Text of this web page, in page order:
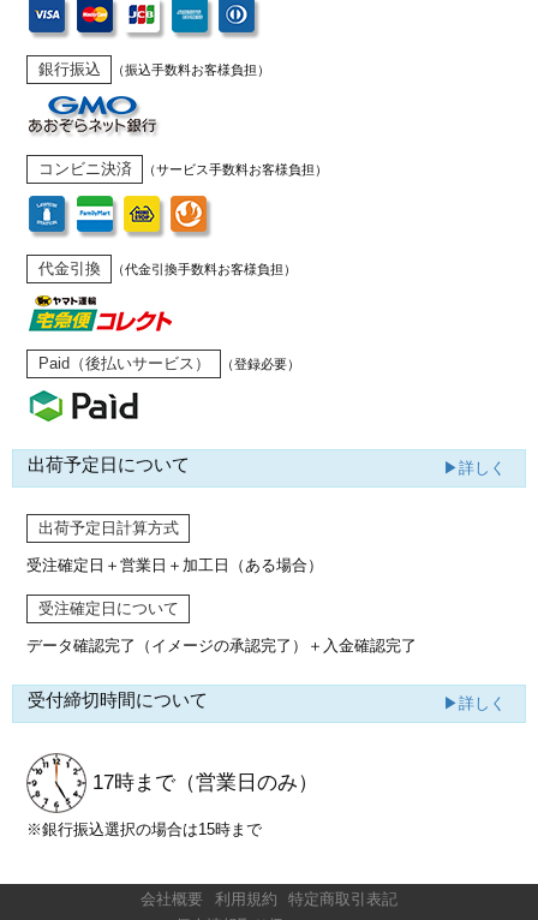
銀行振込 （振込手数料お客様負担）
コンビニ決済 （サービス手数料お客様負担）
代金引換 （代金引換手数料お客様負担）
Paid（後払いサービス） （登録必要）
出荷予定日について ▶詳しく
出荷予定日計算方式
受注確定日＋営業日＋加工日（ある場合）
受注確定日について
データ確認完了（イメージの承認完了） ＋入金確認完了
受付締切時間について ▶詳しく
17時まで （営業日のみ）
※銀行振込選択の場合は15時まで
会社概要 利用規約
特定商取引表記